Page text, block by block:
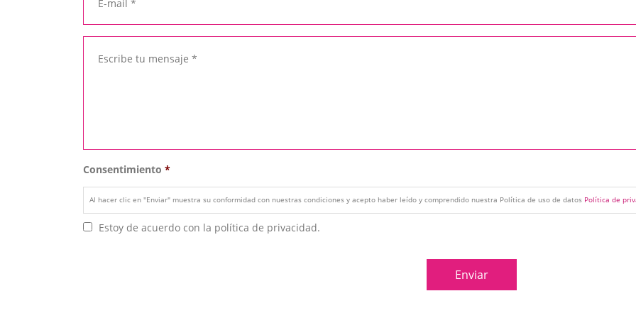
Consentimiento *
Al hacer clic en "Enviar" muestra su conformidad con nuestras condiciones y acepto haber leído y comprendido nuestra Política de uso de datos Política de
Estoy de acuerdo con la política de privacidad.